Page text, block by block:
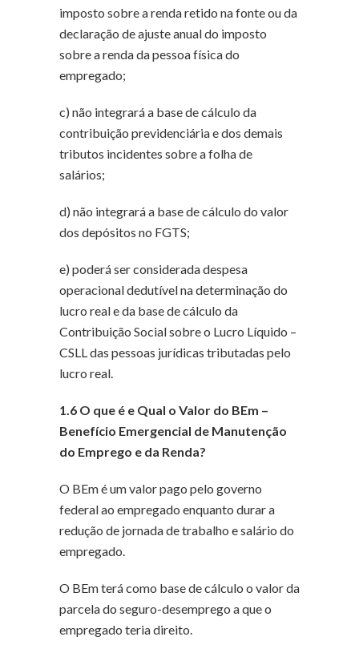
imposto sobre a renda retido na fonte ou da
declaração de ajuste anual do imposto
sobre a renda da pessoa física do
empregado;
c) não integrará a base de cálculo da
contribuição previdenciária e dos demais
tributos incidentes sobre a folha de
salários;
d) não integrará a base de cálculo do valor
dos depósitos no FGTS;
e) poderá ser considerada despesa
operacional dedutível na determinação do
lucro real e da base de cálculo da
Contribuição Social sobre o Lucro Líquido –
CSLL das pessoas jurídicas tributadas pelo
lucro real.
1.6 O que é e Qual o Valor do BEm –
Benefício Emergencial de Manutenção
do Emprego e da Renda?
O BEm é um valor pago pelo governo
federal ao empregado enquanto durar a
redução de jornada de trabalho e salário do
empregado.
O BEm terá como base de cálculo o valor da
parcela do seguro-desemprego a que o
empregado teria direito.